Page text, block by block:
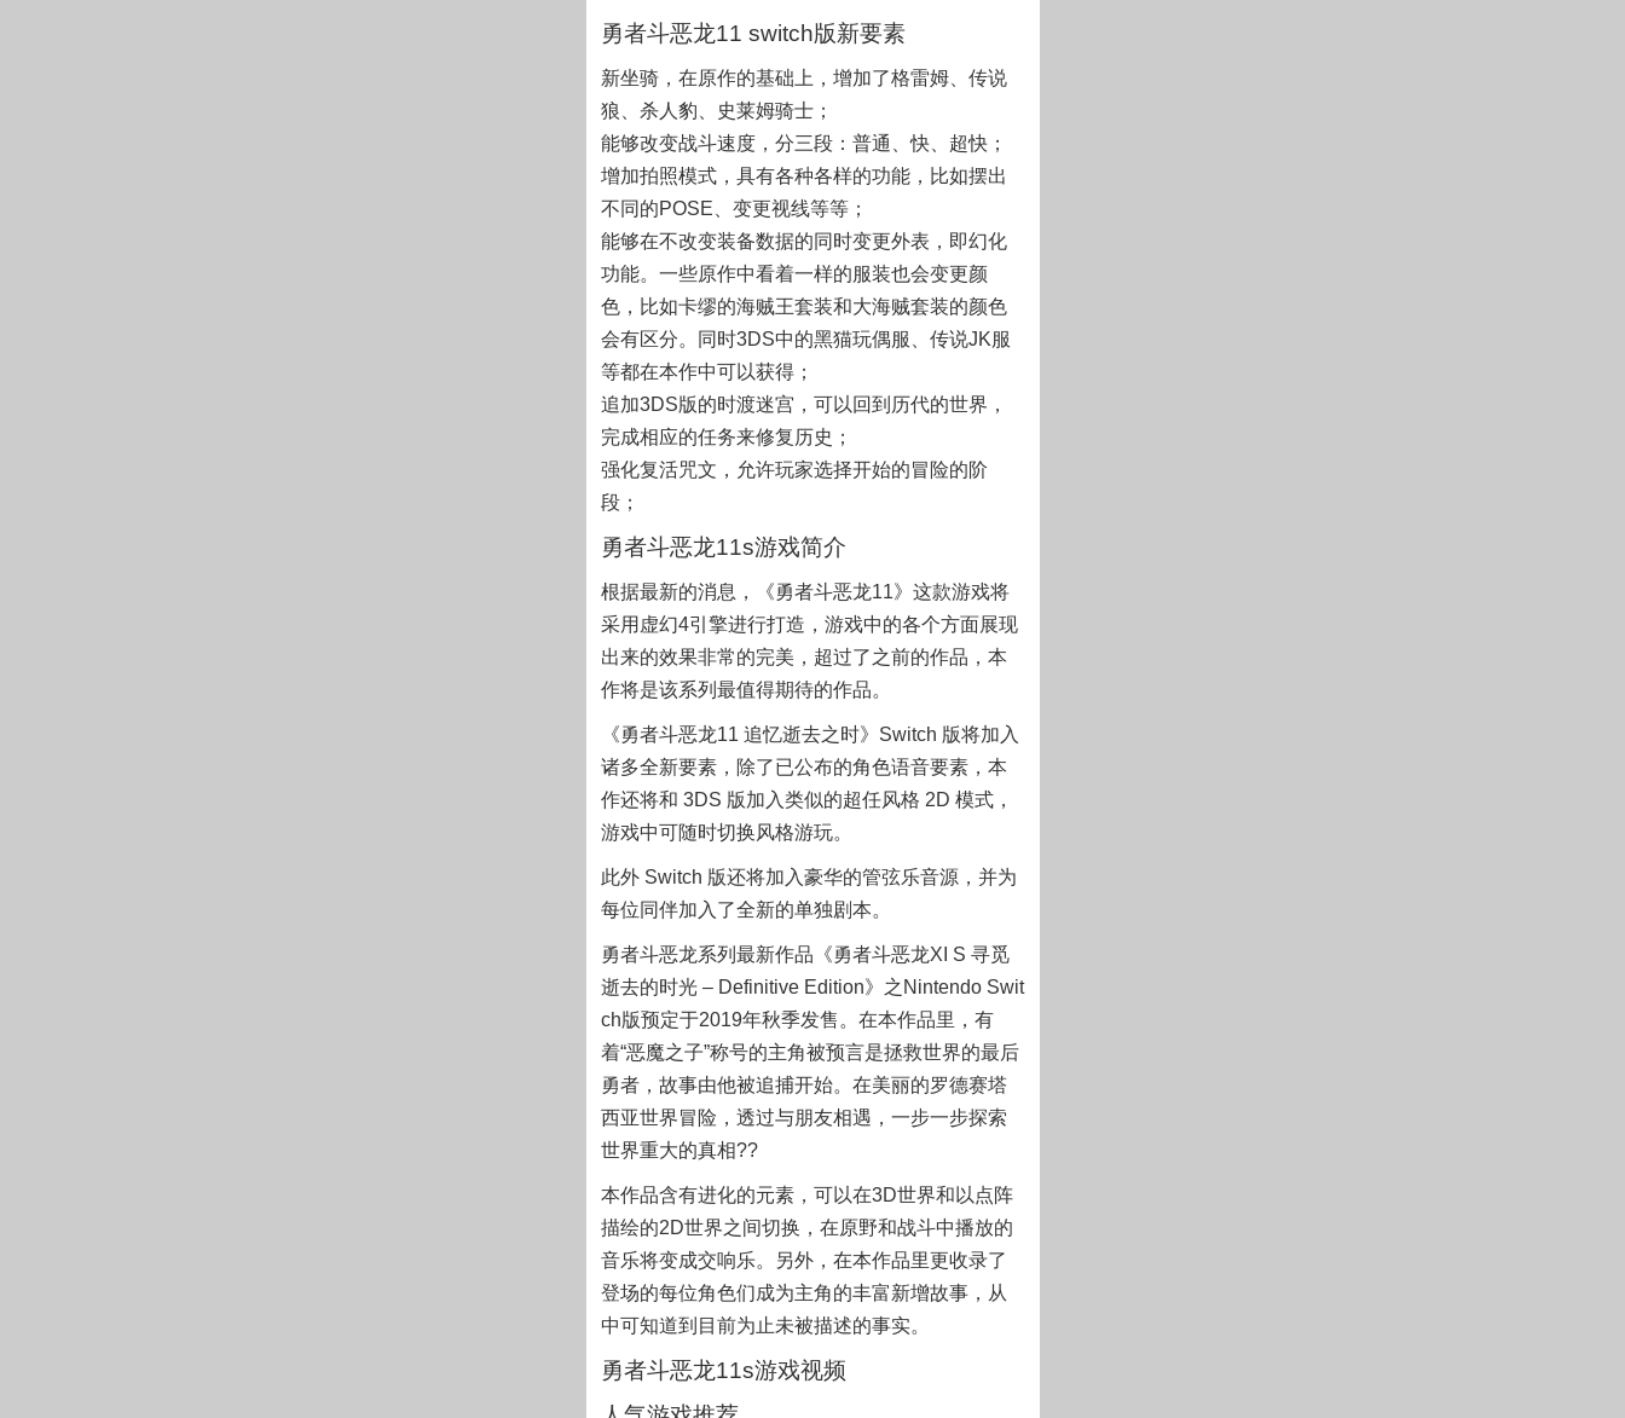
勇者斗恶龙11 switch版新要素
新坐骑，在原作的基础上，增加了格雷姆、传说
狼、杀人豹、史莱姆骑士；
能够改变战斗速度，分三段：普通、快、超快；
增加拍照模式，具有各种各样的功能，比如摆出
不同的POSE、变更视线等等；
能够在不改变装备数据的同时变更外表，即幻化
功能。一些原作中看着一样的服装也会变更颜
色，比如卡缪的海贼王套装和大海贼套装的颜色
会有区分。同时3DS中的黑猫玩偶服、传说JK服
等都在本作中可以获得；
追加3DS版的时渡迷宫，可以回到历代的世界，
完成相应的任务来修复历史；
强化复活咒文，允许玩家选择开始的冒险的阶
段；
勇者斗恶龙11s游戏简介
根据最新的消息，《勇者斗恶龙11》这款游戏将
采用虚幻4引擎进行打造，游戏中的各个方面展现
出来的效果非常的完美，超过了之前的作品，本
作将是该系列最值得期待的作品。
《勇者斗恶龙11 追忆逝去之时》Switch 版将加入
诸多全新要素，除了已公布的角色语音要素，本
作还将和 3DS 版加入类似的超任风格 2D 模式，
游戏中可随时切换风格游玩。
此外 Switch 版还将加入豪华的管弦乐音源，并为
每位同伴加入了全新的单独剧本。
勇者斗恶龙系列最新作品《勇者斗恶龙XI S 寻觅
逝去的时光 – Definitive Edition》之Nintendo Swit
ch版预定于2019年秋季发售。在本作品里，有
着“恶魔之子”称号的主角被预言是拯救世界的最后
勇者，故事由他被追捕开始。在美丽的罗德赛塔
西亚世界冒险，透过与朋友相遇，一步一步探索
世界重大的真相??
本作品含有进化的元素，可以在3D世界和以点阵
描绘的2D世界之间切换，在原野和战斗中播放的
音乐将变成交响乐。另外，在本作品里更收录了
登场的每位角色们成为主角的丰富新增故事，从
中可知道到目前为止未被描述的事实。
勇者斗恶龙11s游戏视频